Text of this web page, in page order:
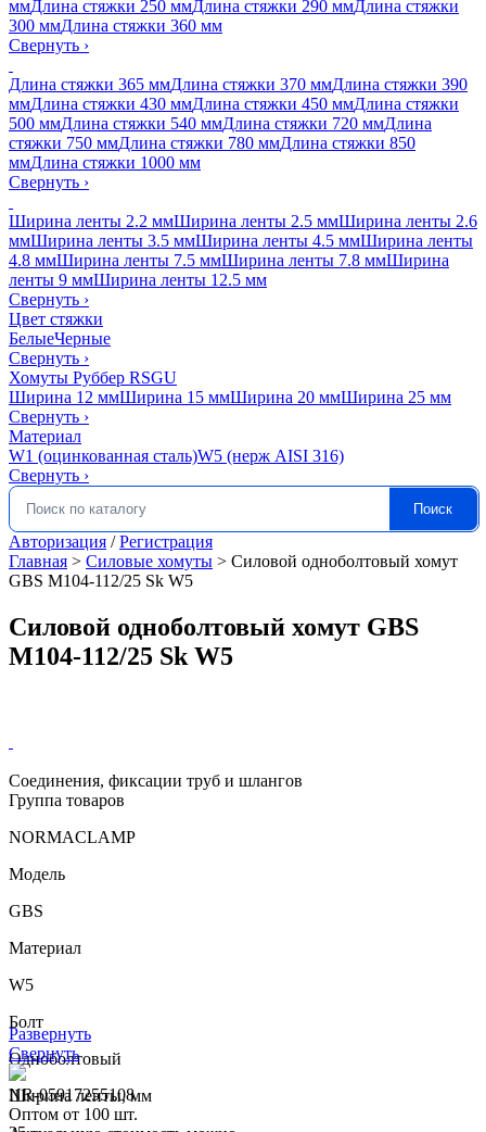
ммДлина стяжки 250 ммДлина стяжки 290 ммДлина стяжки
300 ммДлина стяжки 360 мм
Свернуть ›
Длина стяжки 365 ммДлина стяжки 370 ммДлина стяжки 390
ммДлина стяжки 430 ммДлина стяжки 450 ммДлина стяжки
500 ммДлина стяжки 540 ммДлина стяжки 720 ммДлина
стяжки 750 ммДлина стяжки 780 ммДлина стяжки 850
ммДлина стяжки 1000 мм
Свернуть ›
Ширина ленты 2.2 ммШирина ленты 2.5 ммШирина ленты 2.6
ммШирина ленты 3.5 ммШирина ленты 4.5 ммШирина ленты
4.8 ммШирина ленты 7.5 ммШирина ленты 7.8 ммШирина
ленты 9 ммШирина ленты 12.5 мм
Свернуть ›
Цвет стяжки
БелыеЧерные
Свернуть ›
Хомуты Руббер RSGU
Ширина 12 ммШирина 15 ммШирина 20 ммШирина 25 мм
Свернуть ›
Материал
W1 (оцинкованная сталь)W5 (нерж AISI 316)
Свернуть ›
Искать: Поиск
Авторизация /Регистрация
Главная > Силовые хомуты > Силовой одноболтовый хомут
GBS M104-112/25 Sk W5
Силовой одноболтовый хомут GBS
M104-112/25 Sk W5
Соединения, фиксации труб и шлангов
Группа товаров
NORMACLAMP
Модель
GBS
Материал
W5
Болт
Одноболтовый
Ширина ленты, мм
Развернуть
Свернуть
NR-05917255108
Оптом от 100 шт.